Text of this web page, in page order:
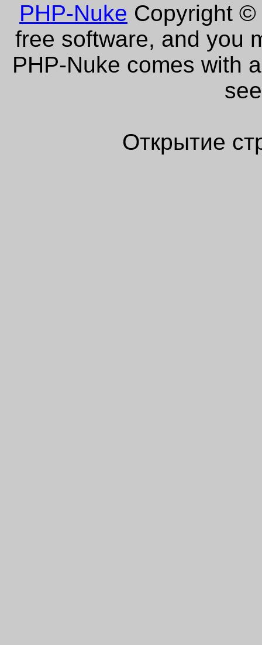
PHP-Nuke Copyright ©
free software, and you
PHP-Nuke comes with
Открытие